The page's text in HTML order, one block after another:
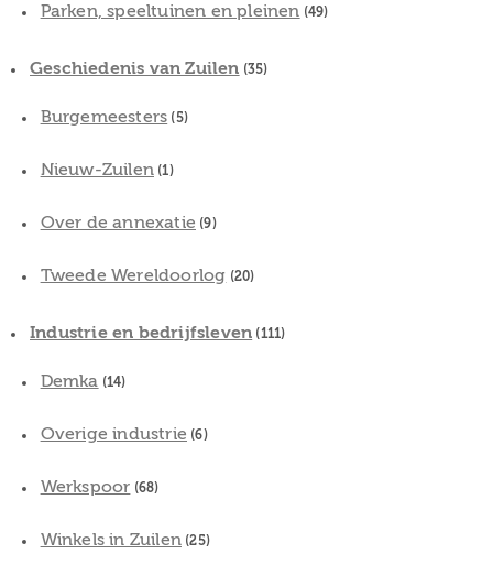
Parken, speeltuinen en pleinen (49)
Geschiedenis van Zuilen (35)
Burgemeesters (5)
Nieuw-Zuilen (1)
Over de annexatie (9)
Tweede Wereldoorlog (20)
Industrie en bedrijfsleven (111)
Demka (14)
Overige industrie (6)
Werkspoor (68)
Winkels in Zuilen (25)